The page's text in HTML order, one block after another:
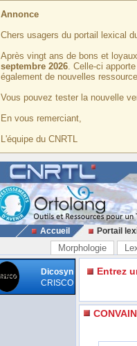
Annonce
Chers usagers du portail lexical
Après vingt ans de bons et
septembre 2026. Celle-ci
également de nouvelles
Vous pouvez tester la nouvelle
En vous remerciant,
L'équipe du CNRTL
Accueil Portail
Morphologie
Dicosyn
CRISCO
Entrez